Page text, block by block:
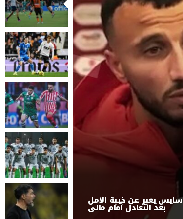
سايس يعبر عن خيبة الأمل
بعد التعادل أمام مالي